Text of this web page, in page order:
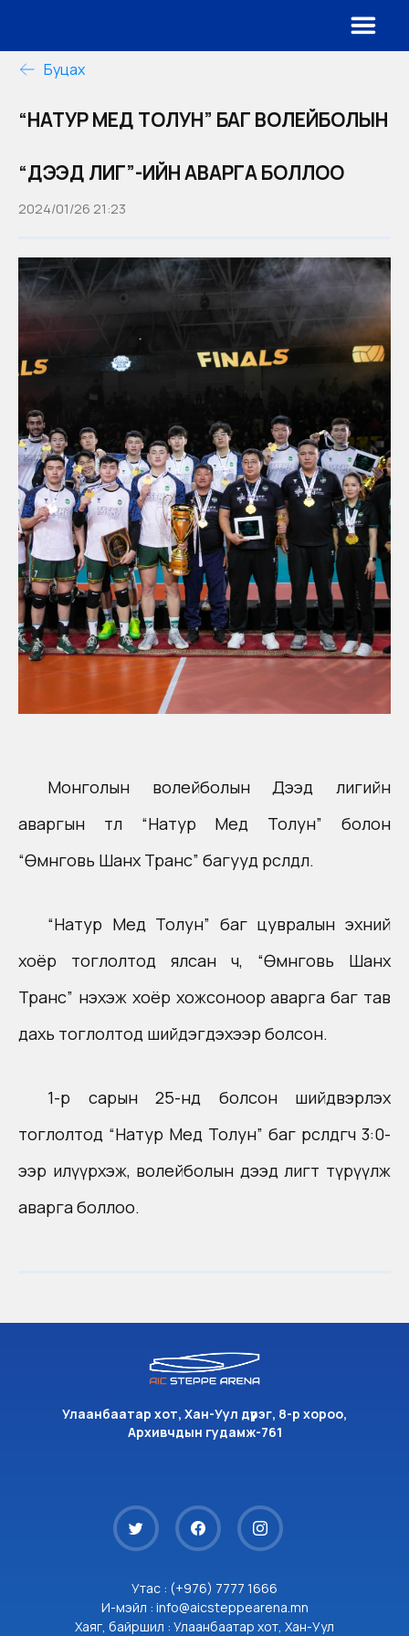
Буцах
“НАТУР МЕД ТОЛУН” БАГ ВОЛЕЙБОЛЫН
“ДЭЭД ЛИГ”-ИЙН АВАРГА БОЛЛОО
2024/01/26 21:23
Монголын волейболын Дээд лигийн
аваргын төлөө “Натур Мед Толун” болон
“Өмнөговь Шанх Транс” багууд өрсөлдлөө.
“Натур Мед Толун” баг цувралын эхний
хоёр тоглолтод ялсан ч, “Өмнөговь Шанх
Транс” нэхэж хоёр хожсоноор аварга баг тав
дахь тоглолтод шийдэгдэхээр болсон.
1-р сарын 25-нд болсон шийдвэрлэх
тоглолтод “Натур Мед Толун” баг өрсөлдөгчөө 3:0-
ээр илүүрхэж, волейболын дээд лигт түрүүлж
аварга боллоо.
Улаанбаатар хот, Хан-Уул дүүрэг, 8-р хороо,
Архивчдын гудамж-761
Утас : (+976) 7777 1666
И-мэйл : info@aicsteppearena.mn
Хаяг, байршил : Улаанбаатар хот, Хан-Уул